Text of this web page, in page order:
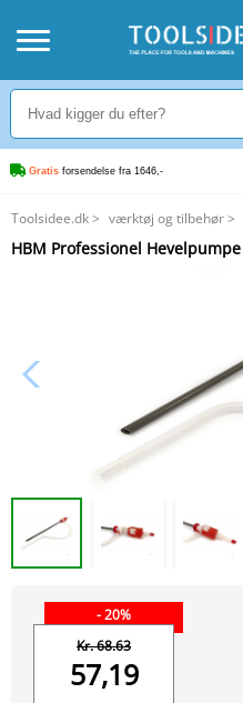
Gratis forsendelse fra 1646,-
Toolsidee.dk> værktøj og tilbehør>
HBM Professionel Hevelpumpe
HBM Professionel Hevelpumpe
- 20%
Kr. 68.63
57,19